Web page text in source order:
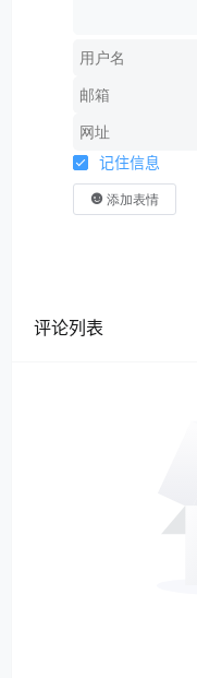
记住信息
添加表情
评论列表